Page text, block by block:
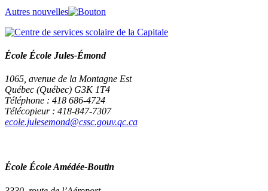
Autres nouvelles
École École Jules-Émond
1065, avenue de la Montagne Est
Québec (Québec) G3K 1T4
Téléphone : 418 686-4724
Télécopieur : 418-847-7307
ecole.julesemond@cssc.gouv.qc.ca
École École Amédée-Boutin